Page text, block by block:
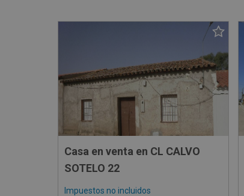
Casa en venta en CL CALVO
SOTELO 22
Impuestos no incluidos